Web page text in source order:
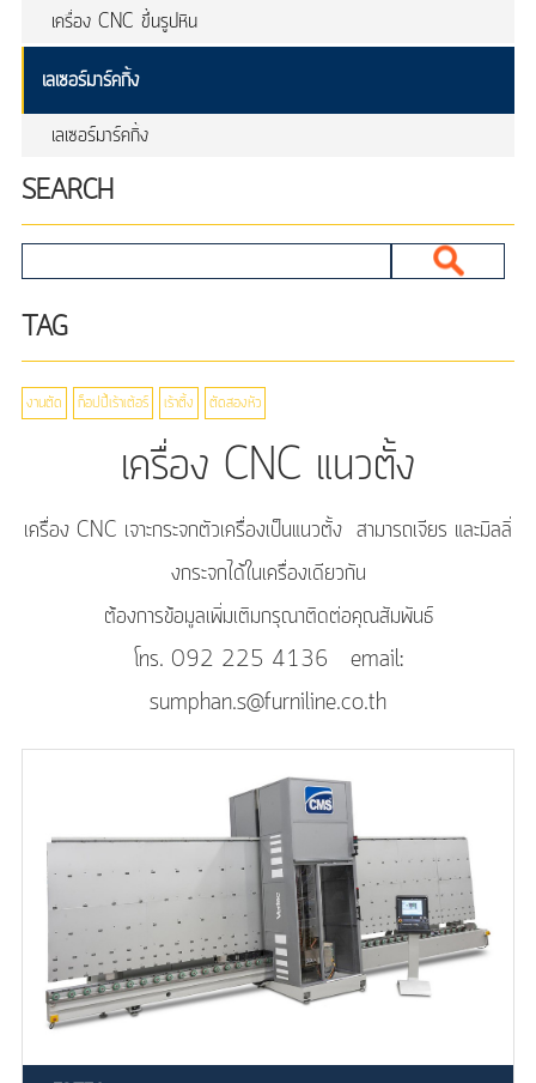
เครื่อง CNC ขึ้นรูปหิน
เลเซอร์มาร์คกิ้ง
เลเซอร์มาร์คกิ้ง
SEARCH
TAG
งานตัด ก็อปปี้เร้าเต้อร์ เร้าติ้ง ตัดสองหัว
เครื่อง CNC แนวตั้ง
เครื่อง CNC เจาะกระจกตัวเครื่องเป็นแนวตั้ง สามารถเจียร และมิลลิ่
งกระจกได้ในเครื่องเดียวกัน
ต้องการข้อมูลเพิ่มเติมกรุณาติดต่อคุณสัมพันธ์
โทร. 092 225 4136 email:
sumphan.s@furniline.co.th